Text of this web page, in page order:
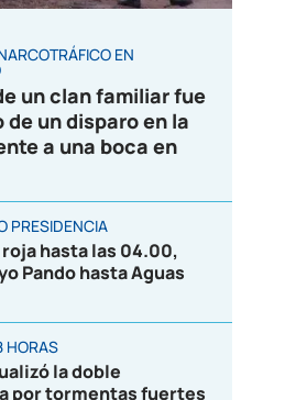
EN
un clan familiar fue
de un disparo en la
a una boca en
PRESIDENCIA
hasta las 04.00,
Pando hasta Aguas
HORAS
la doble
por tormentas fuertes